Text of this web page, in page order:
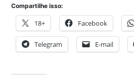
Compartilhe isso:
18+ Facebook
Telegram E-mail